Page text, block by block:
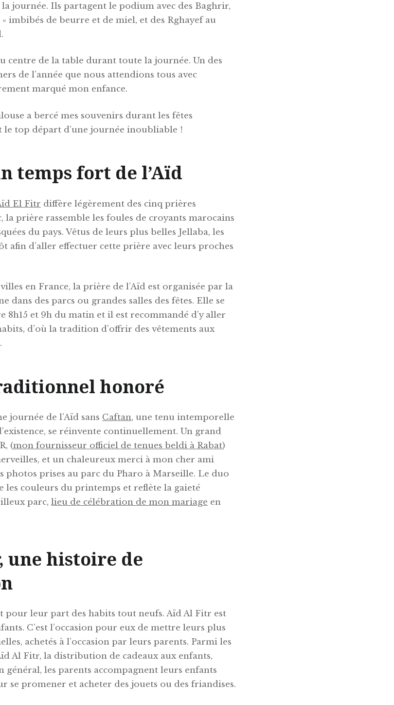
journée. Ils partagent le podium avec des Baghrir,
imbibés de beurre et de miel, et des Rghayef au
centre de la table durant toute la journée. Un des
de l’année que nous attendions tous avec
marqué mon enfance.
a bercé mes souvenirs durant les fêtes
le top départ d’une journée inoubliable !
temps fort de l’Aïd
El Fitr diffère légèrement des cinq prières
la prière rassemble les foules de croyants marocains
du pays. Vêtus de leurs plus belles Jellaba, les
afin d’aller effectuer cette prière avec leurs proches
en France, la prière de l’Aïd est organisée par la
dans des parcs ou grandes salles des fêtes. Elle se
8h15 et 9h du matin et il est recommandé d’y aller
d’où la tradition d’offrir des vêtements aux
honoré
journée de l’Aïd sans Caftan, une tenu intemporelle
se réinvente continuellement. Un grand
(mon fournisseur officiel de tenues beldi à Rabat)
et un chaleureux merci à mon cher ami
photos prises au parc du Pharo à Marseille. Le duo
les couleurs du printemps et reflète la gaieté
parc, lieu de célébration de mon mariage en
une histoire de
pour leur part des habits tout neufs. Aïd Al Fitr est
C’est l’occasion pour eux de mettre leurs plus
achetés à l’occasion par leurs parents. Parmi les
Al Fitr, la distribution de cadeaux aux enfants,
les parents accompagnent leurs enfants
se promener et acheter des jouets ou des friandises.